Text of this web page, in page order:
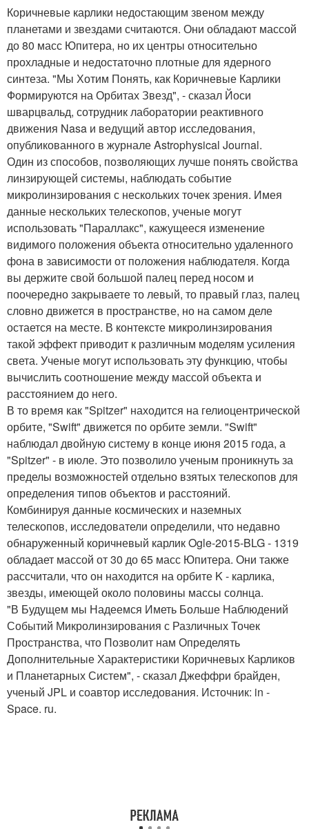
Коричневые карлики недостающим звеном между
планетами и звездами считаются. Они обладают массой
до 80 масс Юпитера, но их центры относительно
прохладные и недостаточно плотные для ядерного
синтеза. "Мы Хотим Понять, как Коричневые Карлики
Формируются на Орбитах Звезд", - сказал Йоси
шварцвальд, сотрудник лаборатории реактивного
движения Nasa и ведущий автор исследования,
опубликованного в журнале Astrophysical Journal.
Один из способов, позволяющих лучше понять свойства
линзирующей системы, наблюдать событие
микролинзирования с нескольких точек зрения. Имея
данные нескольких телескопов, ученые могут
использовать "Параллакс", кажущееся изменение
видимого положения объекта относительно удаленного
фона в зависимости от положения наблюдателя. Когда
вы держите свой большой палец перед носом и
поочередно закрываете то левый, то правый глаз, палец
словно движется в пространстве, но на самом деле
остается на месте. В контексте микролинзирования
такой эффект приводит к различным моделям усиления
света. Ученые могут использовать эту функцию, чтобы
вычислить соотношение между массой объекта и
расстоянием до него.
В то время как "Spitzer" находится на гелиоцентрической
орбите, "Swift" движется по орбите земли. "Swift"
наблюдал двойную систему в конце июня 2015 года, а
"Spitzer" - в июле. Это позволило ученым проникнуть за
пределы возможностей отдельно взятых телескопов для
определения типов объектов и расстояний.
Комбинируя данные космических и наземных
телескопов, исследователи определили, что недавно
обнаруженный коричневый карлик Ogle-2015-BLG - 1319
обладает массой от 30 до 65 масс Юпитера. Они также
рассчитали, что он находится на орбите K - карлика,
звезды, имеющей около половины массы солнца.
"В Будущем мы Надеемся Иметь Больше Наблюдений
Событий Микролинзирования с Различных Точек
Пространства, что Позволит нам Определять
Дополнительные Характеристики Коричневых Карликов
и Планетарных Систем", - сказал Джеффри брайден,
ученый JPL и соавтор исследования. Источник: in -
Space. ru.